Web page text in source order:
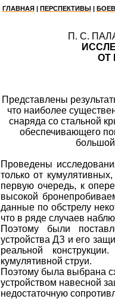
ГЛАВНАЯ| ПЕРСПЕКТИВЫ |
П . С. П
ОТ
Представлены
что наиболее
снаряда со стальной
обеспечивающего
Проведены
только от кумулятивных,
первую очередь, к
высокой
данные по обстрелу
что в ряде случаев
Поэтому были
устройства ДЗ и его
реальной
кумулятивной струи.
Поэтому была выбрана
устройством навесной
недостаточную